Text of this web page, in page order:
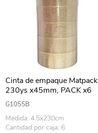
Cinta de empaque Matpack
230ys x45mm, PACK x6
rollos, TRANSPARENTE
G1055B
Medida: 4.5x230cm
Cantidad por caja: 6